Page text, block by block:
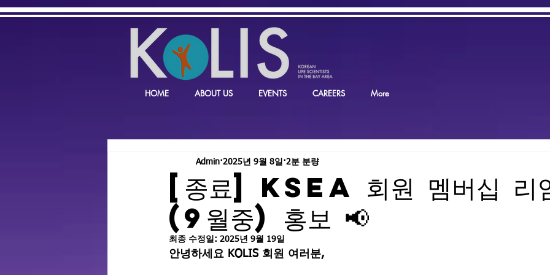
HOME ABOUT US EVENTS CAREERS More
[종료] KSEA 회원 멤버십 리
(9월중) 홍보 📢
Admin 2025년 9월 8일 2분 분량
최종 수정일: 2025년 9월 19일
안녕하세요 KOLIS 회원 여러분,